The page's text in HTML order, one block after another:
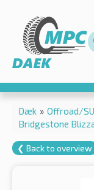
Dæk » Offroad/
Bridgestone
❮ Back to overview